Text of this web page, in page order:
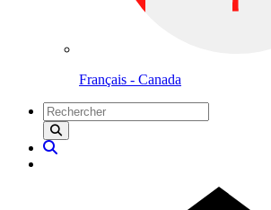
Français - Canada